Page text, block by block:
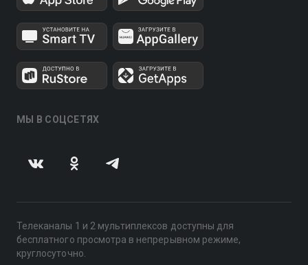
МЫ В СОЦСЕТЯХ
Телеканалы 1 и 2 мультиплексов доступны для
бесплатного просмотра в непрерывном режиме,
круглосуточно.